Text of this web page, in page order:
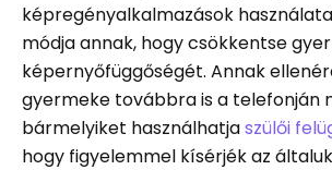
képregényalkalmazások
módja annak, hogy csökkentse
képernyőfüggőségét. Annak
gyermeke továbbra is a telefonján
bármelyiket használhatjaszülői
hogy figyelemmel kísérjék az